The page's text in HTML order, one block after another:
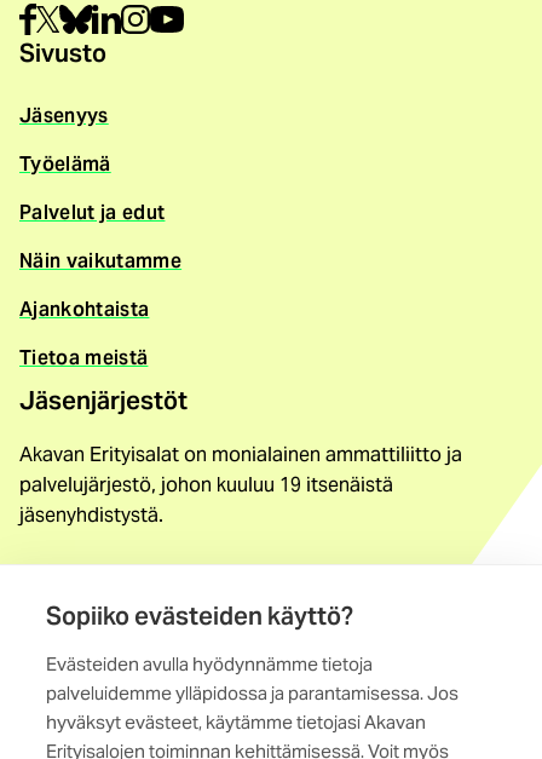
Sopiiko evästeiden käyttö?
Evästeiden avulla hyödynnämme tietoja
palveluidemme ylläpidossa ja parantamisessa. Jos
hyväksyt evästeet, käytämme tietojasi Akavan
Erityisalojen toiminnan kehittämisessä. Voit myös
Sivusto
Jäsenyys
Työelämä
Palvelut ja edut
Näin vaikutamme
Ajankohtaista
Tietoa meistä
Jäsenjärjestöt
Akavan Erityisalat on monialainen ammattiliitto ja
palvelujärjestö, johon kuuluu 19 itsenäistä
jäsenyhdistystä.
Yhteystiedot
Maistraatinportti 4 A, 6. krs
00240 Helsinki